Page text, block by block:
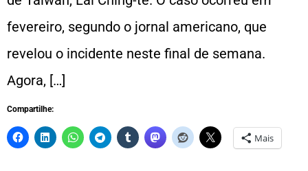
fevereiro, segundo o jornal americano, que
revelou o incidente neste final de semana.
Agora, […]
Compartilhe:
Mais